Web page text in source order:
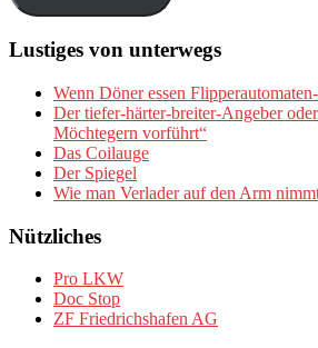
Lustiges von unterwegs
Wenn Döner essen
Der tiefer-härter-breiter-Angeber
Möchtegern vorführt“
Das Coilauge
Der Spiegel
Wie man Verlader auf den Arm
Nützliches
Pro LKW
Doc Stop
ZF Friedrichshafen AG